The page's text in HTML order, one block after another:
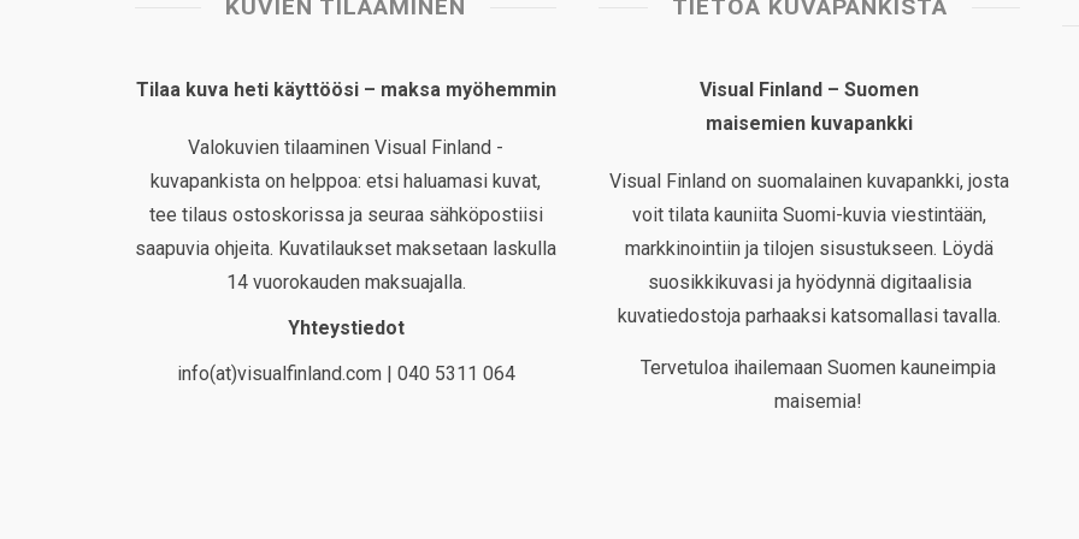
KUVIEN TILAAMINEN
Tilaa kuva heti käyttöösi – maksa myöhemmin
Valokuvien tilaaminen Visual Finland -
kuvapankista on helppoa: etsi haluamasi kuvat,
tee tilaus ostoskorissa ja seuraa sähköpostiisi
saapuvia ohjeita. Kuvatilaukset maksetaan laskulla
14 vuorokauden maksuajalla.
Yhteystiedot
info(at)visualfinland.com | 040 5311 064
TIETOA KUVAPANKISTA
Visual Finland – Suomen
maisemien kuvapankki
Visual Finland on suomalainen kuvapankki, josta
voit tilata kauniita Suomi-kuvia viestintään,
markkinointiin ja tilojen sisustukseen. Löydä
suosikkikuvasi ja hyödynnä digitaalisia
kuvatiedostoja parhaaksi katsomallasi tavalla.
Tervetuloa ihailemaan Suomen kauneimpia
maisemia!